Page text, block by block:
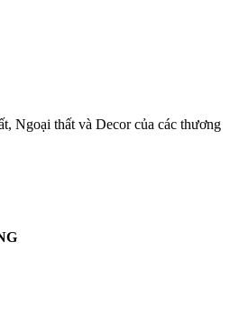
Ngoại thất và Decor của các thương